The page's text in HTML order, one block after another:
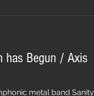
has Begun / Axis
metal band Sanity